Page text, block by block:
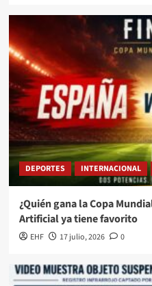
DEPORTES INTERNACIONAL
¿Quién gana la Copa
Artificial ya tiene favorito
EHF 17 julio, 2026 0